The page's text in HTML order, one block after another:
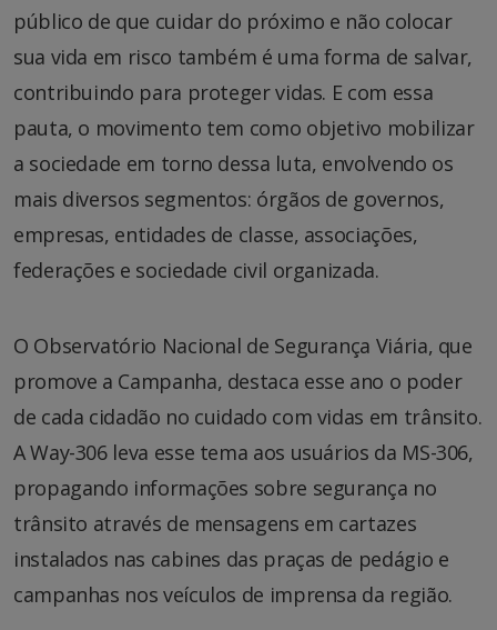
público de que cuidar do próximo e não colocar
sua vida em risco também é uma forma de salvar,
contribuindo para proteger vidas. E com essa
pauta, o movimento tem como objetivo mobilizar
a sociedade em torno dessa luta, envolvendo os
mais diversos segmentos: órgãos de governos,
empresas, entidades de classe, associações,
federações e sociedade civil organizada.
O Observatório Nacional de Segurança Viária, que
promove a Campanha, destaca esse ano o poder
de cada cidadão no cuidado com vidas em trânsito.
A Way-306 leva esse tema aos usuários da MS-306,
propagando informações sobre segurança no
trânsito através de mensagens em cartazes
instalados nas cabines das praças de pedágio e
campanhas nos veículos de imprensa da região.